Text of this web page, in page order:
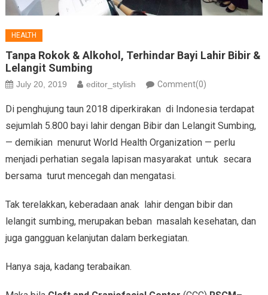
HEALTH
Tanpa Rokok & Alkohol, Terhindar Bayi Lahir Bibir &
Lelangit Sumbing
July 20, 2019 editor_stylish Comment(0)
Di penghujung taun 2018 diperkirakan di Indonesia terdapat
sejumlah 5.800 bayi lahir dengan Bibir dan Lelangit Sumbing,
— demikian menurut World Health Organization — perlu
menjadi perhatian segala lapisan masyarakat untuk secara
bersama turut mencegah dan mengatasi.
Tak terelakkan, keberadaan anak lahir dengan bibir dan
lelangit sumbing, merupakan beban masalah kesehatan, dan
juga gangguan kelanjutan dalam berkegiatan.
Hanya saja, kadang terabaikan.